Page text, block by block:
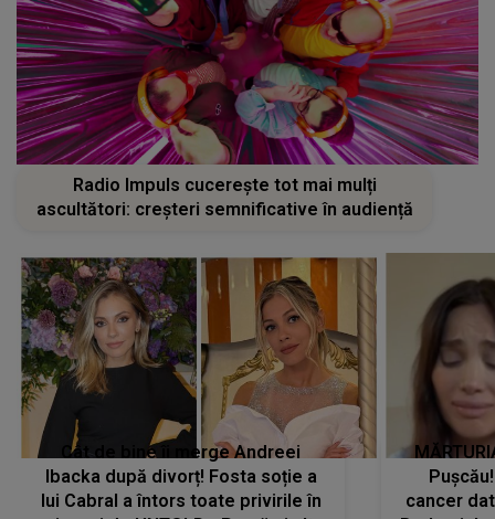
Radio Impuls cucerește tot mai mulți
ascultători: creșteri semnificative în audiență
Cât de bine îi merge Andreei
Ibacka după divorț! Fosta soție a
lui Cabral a întors toate privirile în
cancer